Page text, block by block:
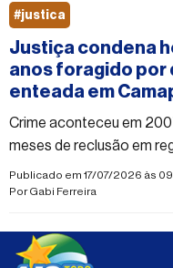
Justiça condena
anos foragido por
enteada em
Crime aconteceu em
meses de reclusão em
Publicado em 17/07/2026 às
PorGabi Ferreira
#justica